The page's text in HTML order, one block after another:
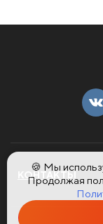
КОНТАКТЫ
🍪 Мы
Продолжая